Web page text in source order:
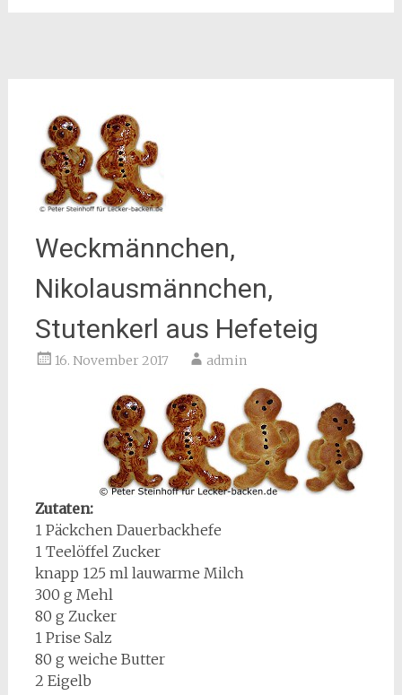
Weckmännchen,
Nikolausmännchen,
Stutenkerl aus Hefeteig
16. November 2017 admin
Zutaten:
1 Päckchen Dauerbackhefe
1 Teelöffel Zucker
knapp 125 ml lauwarme Milch
300 g Mehl
80 g Zucker
1 Prise Salz
80 g weiche Butter
2 Eigelb